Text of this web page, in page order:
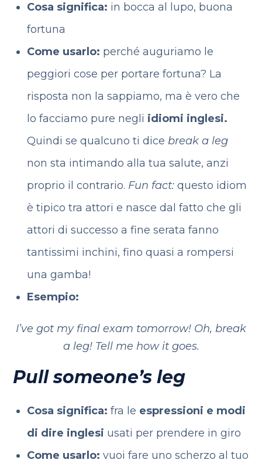
Cosa significa: in bocca al lupo, buona
fortuna
Come usarlo: perché auguriamo le
peggiori cose per portare fortuna? La
risposta non la sappiamo, ma è vero che
lo facciamo pure negli idiomi inglesi.
Quindi se qualcuno ti dice break a leg
non sta intimando alla tua salute, anzi
proprio il contrario. Fun fact:questo idiom
è tipico tra attori e nasce dal fatto che gli
attori di successo a fine serata fanno
tantissimi inchini, fino quasi a rompersi
una gamba!
Esempio:
I’ve got my final exam tomorrow! Oh, break
a leg! Tell me how it goes.
Pull someone’s leg
Cosa significa: fra le espressioni e modi
di dire inglesi usati per prendere in giro
Come usarlo: vuoi fare uno scherzo al tuo